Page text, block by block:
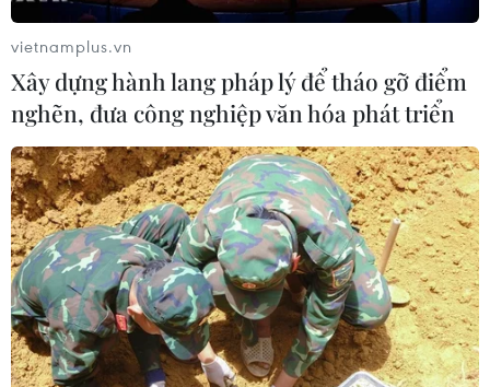
Đà Nẵng: Cứu sống 2 trong 4 du
khách mất tích tại Mũi Nghê
09/08/2026 06:55
Điểm chuẩn Đại học Bách khoa Hà
Nội lập đỉnh với 29,54 điểm
09/08/2026 06:51
Điểm chuẩn Đại học Kinh tế quốc
dân cao nhất lên đến trên 9,6 điểm
vietnamplus.vn
Xây dựng hành lang pháp lý để tháo gỡ điểm
nghẽn, đưa công nghiệp văn hóa phát triển